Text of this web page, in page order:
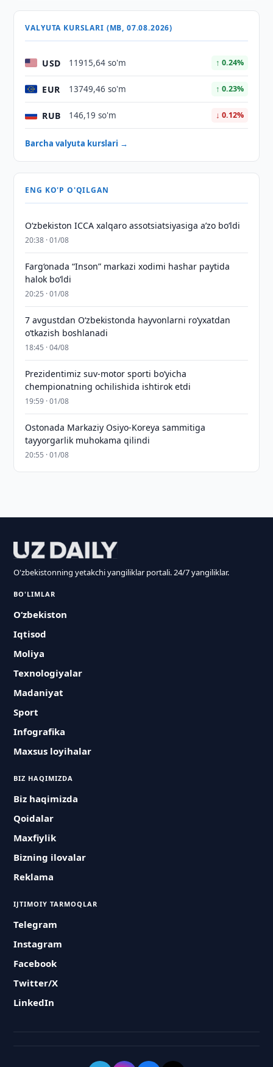
VALYUTA KURSLARI (MB, 07.08.2026)
USD 11915,64 so'm ↑ 0.24%
EUR 13749,46 so'm ↑ 0.23%
RUB 146,19 so'm ↓ 0.12%
Barcha valyuta kurslari →
ENG KO'P O'QILGAN
O‘zbekiston ICCA xalqaro assotsiatsiyasiga aʼzo bo‘ldi
20:38 · 01/08
Farg‘onada “Inson” markazi xodimi hashar paytida
halok bo‘ldi
20:25 · 01/08
7 avgustdan O‘zbekistonda hayvonlarni ro‘yxatdan
o‘tkazish boshlanadi
18:45 · 04/08
Prezidentimiz suv-motor sporti bo‘yicha
chempionatning ochilishida ishtirok etdi
19:59 · 01/08
Ostonada Markaziy Osiyo-Koreya sammitiga
tayyorgarlik muhokama qilindi
20:55 · 01/08
O'zbekistonning yetakchi yangiliklar portali. 24/7 yangiliklar.
BO'LIMLAR
O‘zbekiston
Iqtisod
Moliya
Texnologiyalar
Madaniyat
Sport
Infografika
Maxsus loyihalar
BIZ HAQIMIZDA
Biz haqimizda
Qoidalar
Maxfiylik
Bizning ilovalar
Reklama
IJTIMOIY TARMOQLAR
Telegram
Instagram
Facebook
Twitter/X
LinkedIn